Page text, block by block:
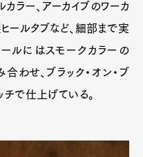
カラー、アーカイブのワーカ
ールタブなど、細部まで実
ルにはスモークカラーの
わせ、ブラック・オン・ブ
チで仕上げている。